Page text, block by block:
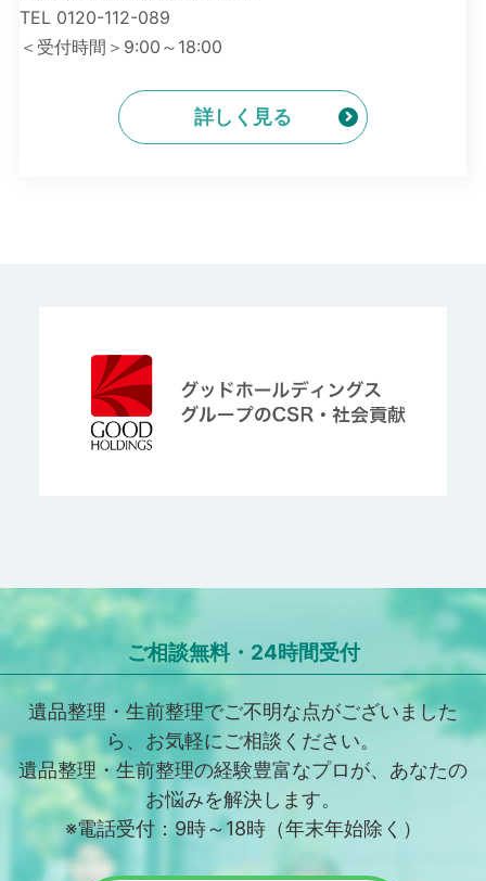
TEL 0120-112-089
＜受付時間＞9:00～18:00
詳しく見る
ご相談無料・24時間受付
遺品整理・生前整理でご不明な点がございました
ら、お気軽にご相談ください。
遺品整理・生前整理の経験豊富なプロが、あなたの
お悩みを解決します。
※電話受付：9時～18時（年末年始除く）